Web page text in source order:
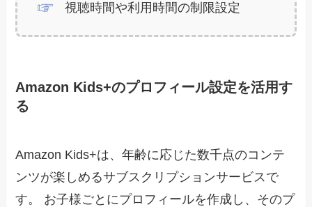
視聴時間や利用時間の制限設定
Amazon Kids+のプロフィール設定を活用す
る
Amazon Kids+は、年齢に応じた数千点のコンテ
ンツが楽しめるサブスクリプションサービスで
す。 お子様ごとにプロフィールを作成し、そのプ